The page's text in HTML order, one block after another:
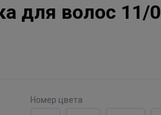
для волос 11/
Номер цвета